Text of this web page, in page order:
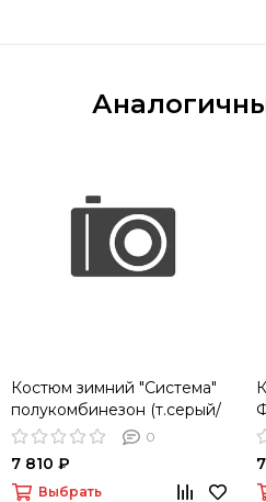
Костюм зимний "Система"
полукомбинезон (т.серый/
черный/лимон)
0
7 810 ₽
Выбрать